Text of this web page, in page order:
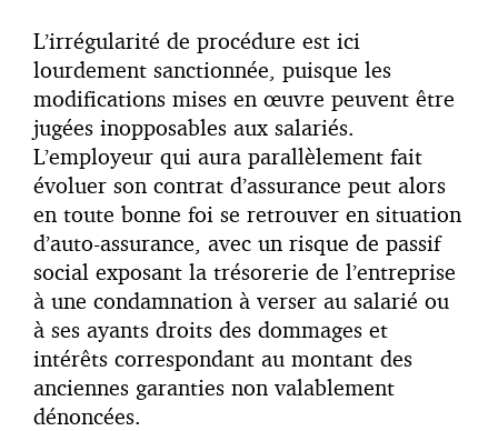
L’irrégularité de procédure est ici
lourdement sanctionnée, puisque les
modifications mises en œuvre peuvent être
jugées inopposables aux salariés.
L’employeur qui aura parallèlement fait
évoluer son contrat d’assurance peut alors
en toute bonne foi se retrouver en situation
d’auto-assurance, avec un risque de passif
social exposant la trésorerie de l’entreprise
à une condamnation à verser au salarié ou
à ses ayants droits des dommages et
intérêts correspondant au montant des
anciennes garanties non valablement
dénoncées.